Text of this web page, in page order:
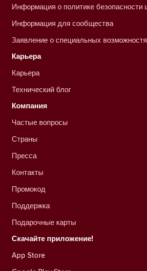
Информация о политике безопасности
Информация для сообщества
Заявление о специальных
Карьера
Карьера
Технический блог
Компания
Частые вопросы
Страны
Пресса
Контакты
Промокод
Поддержка
Подарочные карты
Скачайте приложение!
App Store